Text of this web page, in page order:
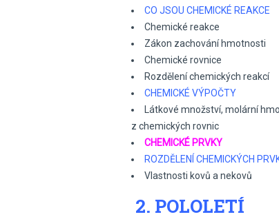
CO JSOU CHEMICKÉ REAKCE
Chemické reakce
Zákon zachování hmotnosti
Chemické rovnice
Rozdělení chemických reakcí
CHEMICKÉ VÝPOČTY
Látkové množství, molární
z chemických rovnic
CHEMICKÉ PRVKY
ROZDĚLENÍ CHEMICKÝCH
Vlastnosti kovů a nekovů
2. POLOLETÍ